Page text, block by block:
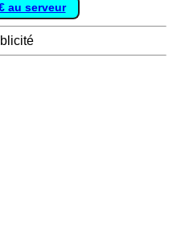
au serveur